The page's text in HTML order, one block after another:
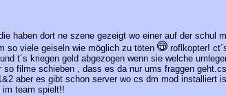
haben dort ne szene gezeigt wo einer auf der schul
so viele geiseln wie möglich zu töten
roflkopter!
t´s kriegen geld abgezogen wenn sie welche
so filme schieben , dass es da nur ums fraggen
aber es gibt schon server wo cs dm mod installiert
im team spielt!!